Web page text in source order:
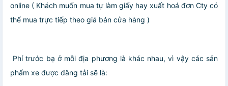
online ( Khách muốn mua tự làm giấy hay xuất hoá đơn Cty có
thể mua trực tiếp theo giá bán cửa hàng )
️ Phí trước bạ ở mỗi địa phương là khác nhau, vì vậy các sản
phẩm xe được đăng tải sẽ là: